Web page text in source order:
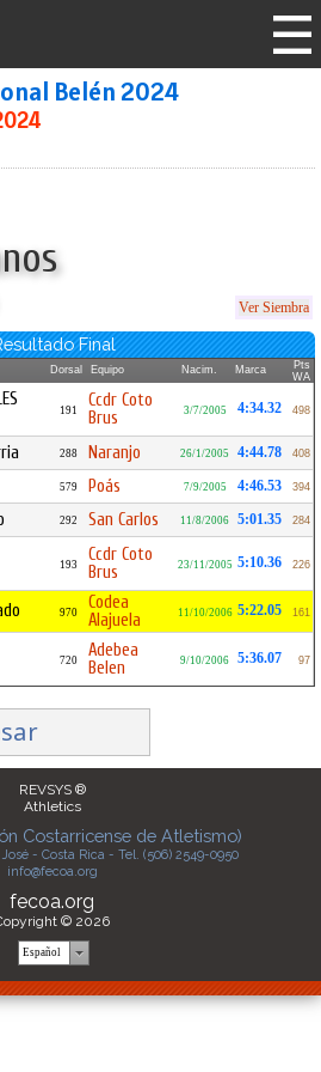
Belén 2024
Ver Siembra
Final
Dorsal Equipo Nacim. Marca
Pts
WA
191
Ccdr Coto
Brus
3/7/2005 4:34.32 498
288 Naranjo 26/1/2005 4:44.78 408
579 Poás 7/9/2005 4:46.53 394
292 San Carlos 11/8/2006 5:01.35 284
193
Ccdr Coto
Brus
23/11/2005 5:10.36 226
970
Codea
Alajuela
11/10/2006 5:22.05 161
720
Adebea
Belen
9/10/2006 5:36.07 97
REVSYS ®
Athletics
Costarricense de Atletismo)
- Costa Rica - Tel. (506) 2549-0950
info@fecoa.org
fecoa.org
© 2026